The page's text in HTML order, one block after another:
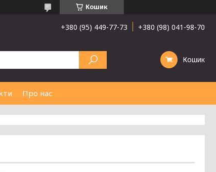
Кошик
+380 (95) 449-77-73 +380 (98) 041-98-70
Кошик
Про нас